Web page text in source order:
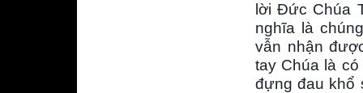
lời Đức Chúa
nghĩa là
vẫn nhận
tay Chúa là
đựng đau khổ